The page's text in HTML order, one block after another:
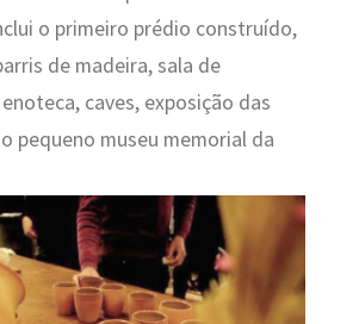
o primeiro prédio construído,
de madeira, sala de
caves, exposição das
pequeno museu memorial da